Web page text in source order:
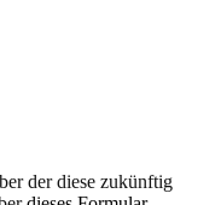
der diese zukünftig